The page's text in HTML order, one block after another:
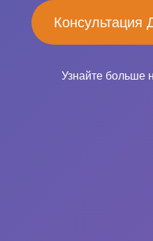
Консультация
Узнайте больше